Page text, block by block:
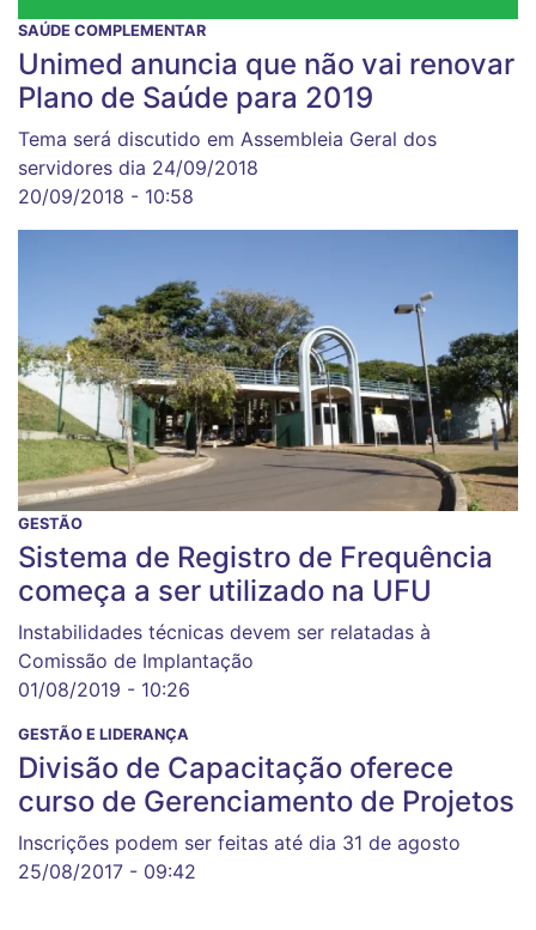
SAÚDE COMPLEMENTAR
Unimed anuncia que não vai renovar
Plano de Saúde para 2019
Tema será discutido em Assembleia Geral dos
servidores dia 24/09/2018
20/09/2018 - 10:58
GESTÃO
Sistema de Registro de Frequência
começa a ser utilizado na UFU
Instabilidades técnicas devem ser relatadas à
Comissão de Implantação
01/08/2019 - 10:26
GESTÃO E LIDERANÇA
Divisão de Capacitação oferece
curso de Gerenciamento de Projetos
Inscrições podem ser feitas até dia 31 de agosto
25/08/2017 - 09:42